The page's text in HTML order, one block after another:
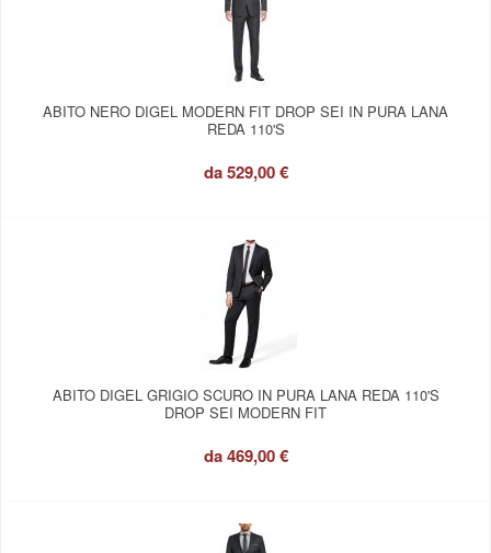
ABITO NERO DIGEL MODERN FIT DROP SEI IN PURA LANA
REDA 110'S
da529,00 €
ABITO DIGEL GRIGIO SCURO IN PURA LANA REDA 110'S
DROP SEI MODERN FIT
da469,00 €